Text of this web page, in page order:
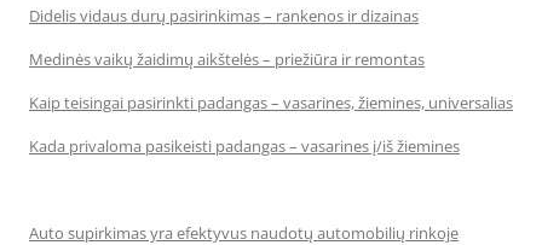
Didelis vidaus durų pasirinkimas – rankenos ir dizainas
Medinės vaikų žaidimų aikštelės – priežiūra ir remontas
Kaip teisingai pasirinkti padangas – vasarines, žiemines, universalias
Kada privaloma pasikeisti padangas – vasarines į/iš žiemines
Auto supirkimas yra efektyvus naudotų automobilių rinkoje